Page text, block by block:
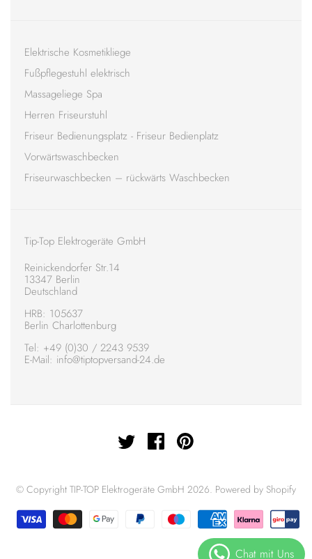
Elektrische Kosmetikliege
Fußpflegestuhl elektrisch
Massageliege Spa
Herren Friseurstuhl
Friseur Bedienungsplatz - Friseur Bedienplatz
Vorwärtswaschbecken
Friseurwaschbecken – rückwärts Waschbecken
Tip-Top Elektrogeräte GmbH
Reinickendorfer Str.14
13347 Berlin
Deutschland
HRB: 105637
Berlin Charlottenburg
Tel: +49 (0)30 / 2243 9539
E-Mail: info@tiptopversand-24.de
© Copyright TIP-TOP Elektrogeräte GmbH 2026. Powered by Shopify